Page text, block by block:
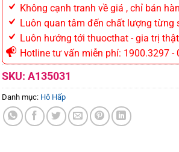
Không cạnh tranh về giá , chỉ bán
Luôn quan tâm đến chất lượng từng
Luôn hướng tới thuocthat - gia trị thật
Hotline tư vấn miễn phí: 1900.3297 -
SKU: A135031
Danh mục: Hô Hấp